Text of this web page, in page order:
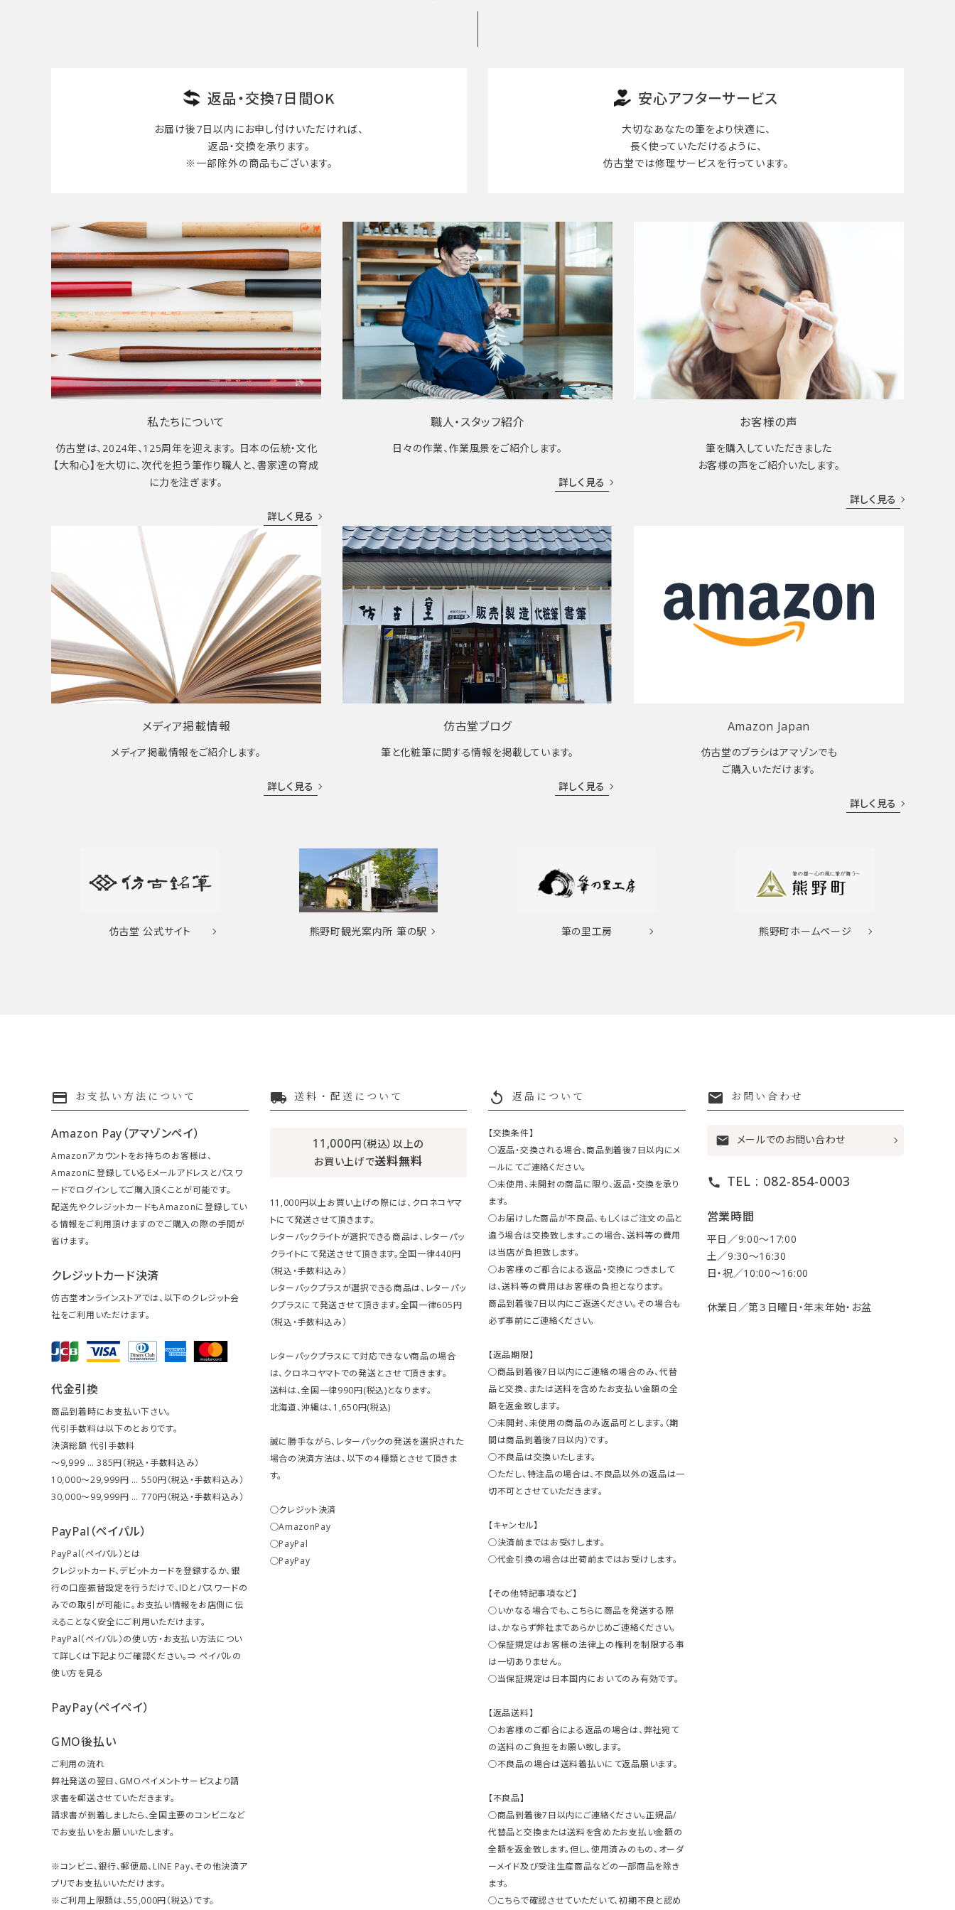
返品・交換7日間OK
お届け後7日以内にお申し付けいただければ、
返品・交換を承ります。
※一部除外の商品もございます。
安心アフターサービス
大切なあなたの筆をより快適に、
長く使って いただけるように、
仿古堂では修理サービスを行っています。
私たちについて
仿古堂は、2024年、125周年を迎えます。 日本の伝統・文化
【大和心】を大切に、次代を担う筆作り職人と、書家達の育成
に力を注ぎます。
詳しく見る
職人・スタッフ紹介
日々の作業、作業風景をご紹介します。
詳しく見る
お客様の声
筆を購入していただきました
お客様の声をご紹介いたします。
詳しく見る
メディア掲載情報
メディア掲載情報をご紹介します。
詳しく見る
仿古堂ブログ
筆と化粧筆に関する情報を掲載しています。
詳しく見る
Amazon Japan
仿古堂のブラシはアマゾンでも
ご購入いただけます。
詳しく見る
仿古堂 公式サイト 熊野町観光案内所 筆の駅 筆の里工房 熊野町ホームページ
payment お支払い方法について
Amazon Pay（アマゾンペイ）
Amazonアカウントをお持ちのお客様は、
Amazonに登録しているEメールアドレスとパスワ
ードでログインしてご購入頂くことが可能です。
配送先やクレジットカードもAmazonに登録してい
る情報をご利用頂けますのでご購入の際の手間が
省けます。
クレジットカード決済
仿古堂オンラインストアでは、以下のクレジット会
社をご利用いただけます。
代金引換
商品到着時にお支払い下さい。
代引手数料は以下のとおりです。
決済総額 代引手数料
～9,999 … 385円（税込・手数料込み）
10,000～29,999円 … 550円（税込・手数料込み）
30,000～99,999円 … 770円（税込・手数料込み）
PayPal（ペイパル）
PayPal（ペイパル）とは
クレジットカード、デビットカードを登録するか、銀
行の口座振替設定を行うだけで、IDとパスワードの
みでの取引が可能に。お支払い情報をお店側に伝
えることなく安全にご利用いただけます。
PayPal（ペイパル）の使い方・お支払い方法につい
て詳しくは下記よりご確認ください。⇒ ペイパルの
使い方を見る
PayPay（ペイペイ）
GMO後払い
ご利用の流れ
弊社発送の翌日、GMOペイメントサービスより請
求書を郵送させていただきます。
請求書が到着しましたら、全国主要のコンビニなど
でお支払いをお願いいたします。
※コンビニ、銀行、郵便局、LINE Pay、その他決済ア
プリでお支払いいただけます。
※ご利用上限額は、55,000円（税込）です。
local_shipping 送料・配送について
11,000円（税込）以上の
お買い上げで送料無料
11,000円以上お買い上げの際には、クロネコヤマ
トにて発送させて頂きます。
レターパックライトが選択できる商品は、レターパッ
クライトにて発送させて頂きます。全国一律440円
（税込・手数料込み）
レターパックプラスが選択できる商品は、レターパッ
クプラスにて発送させて頂きます。全国一律605円
（税込・手数料込み）
レターパックプラスにて対応できない商品の場合
は、クロネコヤマトでの発送とさせて頂きます。
送料は、全国一律990円(税込)となります。
北海道、沖縄は、1,650円(税込)
誠に勝手ながら、レターパックの発送を選択された
場合の決済方法は、以下の４種類とさせて頂きま
す。
○クレジット決済
○AmazonPay
○PayPal
○PayPay
replay 返品について
【交換条件】
○返品・交換される場合、商品到着後7日以内にメ
ールにてご連絡ください。
○未使用、未開封の商品に限り、返品・交換を承り
ます。
○お届けした商品が不良品、もしくはご注文の品と
違う場合は交換致します。この場合、送料等の費用
は当店が負担致します。
○お客様のご都合による返品・交換につきまして
は、送料等の費用はお客様の負担となります。
商品到着後7日以内にご返送ください。その場合も
必ず事前にご連絡ください。
【返品期限】
○商品到着後7日以内にご連絡の場合のみ、代替
品と交換、または送料を含めたお支払い金額の全
額を返金致します。
○未開封、未使用の商品のみ返品可とします。（期
間は商品到着後7日以内）です。
○不良品は交換いたします。
○ただし、特注品の場合は、不良品以外の返品は一
切不可とさせていただきます。
【キャンセル】
○決済前まではお受けします。
○代金引換の場合は出荷前まではお受けします。
【その他特記事項など】
○いかなる場合でも、こちらに商品を発送する際
は、かならず弊社まであらかじめご連絡ください。
○保証規定はお客様の法律上の権利を制限する事
は一切ありません。
○当保証規定は日本国内においてのみ有効です。
【返品送料】
○お客様のご都合による返品の場合は、弊社宛て
の送料のご負担をお願い致します。
○不良品の場合は送料着払いにて返品願います。
【不良品】
○商品到着後7日以内にご連絡ください。正規品/
代替品と交換または送料を含めたお支払い金額の
全額を返金致します。但し、使用済みのもの、オーダ
ーメイド及び受注生産商品などの一部商品を除き
ます。
○こちらで確認させていただいて、初期不良と認め
mail お問い合わせ
mail メールでのお問い合わせ
call TEL : 082-854-0003
営業時間
平日／9:00〜17:00
土／9:30〜16:30
日・祝／10:00〜16:00
休業日／第３日曜日・年末年始・お盆